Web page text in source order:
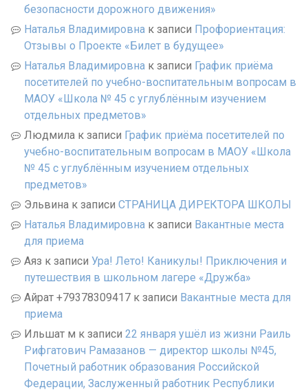
безопасности дорожного движения»
Наталья Владимировна к записи Профориентация:
Отзывы о Проекте «Билет в будущее»
Наталья Владимировна к записи График приёма
посетителей по учебно-воспитательным вопросам в
МАОУ «Школа № 45 с углублённым изучением
отдельных предметов»
Людмила к записи График приёма посетителей по
учебно-воспитательным вопросам в МАОУ «Школа
№ 45 с углублённым изучением отдельных
предметов»
Эльвина к записи СТРАНИЦА ДИРЕКТОРА ШКОЛЫ
Наталья Владимировна к записи Вакантные места
для приема
Аяз к записи Ура! Лето! Каникулы! Приключения и
путешествия в школьном лагере «Дружба»
Айрат +79378309417 к записи Вакантные места для
приема
Ильшат м к записи 22 января ушёл из жизни Раиль
Рифгатович Рамазанов — директор школы №45,
Почетный работник образования Российской
Федерации, Заслуженный работник Республики